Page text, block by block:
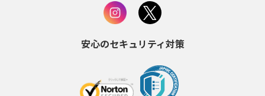
安心のセキュリティ対策